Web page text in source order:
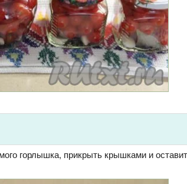
горлышка, прикрыть крышками и